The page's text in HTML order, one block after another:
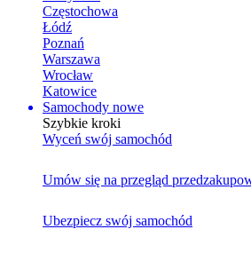
Częstochowa
Łódź
Poznań
Warszawa
Wrocław
Katowice
Samochody nowe
Szybkie kroki
Wyceń swój samochód
Umów się na przegląd
Ubezpiecz swój samochód